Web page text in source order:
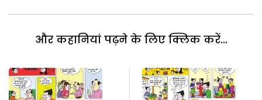
और कहानियां पढ़ने के लिए क्लिक करें...